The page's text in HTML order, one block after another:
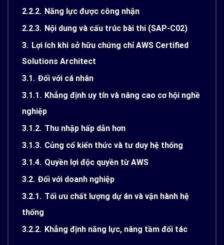
2.2.2. Năng lực được công nhận
2.2.3. Nội dung và cấu trúc bài thi (SAP-C02)
3. Lợi ích khi sở hữu chứng chỉ AWS Certified
Solutions Architect
3.1. Đối với cá nhân
3.1.1. Khẳng định uy tín và nâng cao cơ hội nghề
nghiệp
3.1.2. Thu nhập hấp dẫn hơn
3.1.3. Củng cố kiến thức và tư duy hệ thống
3.1.4. Quyền lợi độc quyền từ AWS
3.2. Đối với doanh nghiệp
3.2.1. Tối ưu chất lượng dự án và vận hành hệ
thống
3.2.2. Khẳng định năng lực, nâng tầm đối tác